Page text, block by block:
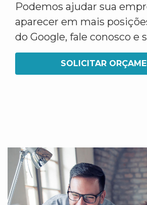
Podemos ajudar sua
aparecer em mais
do Google, fale conosco e
SOLICITAR